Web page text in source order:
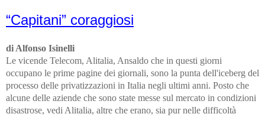
“Capitani” coraggiosi
di Alfonso Isinelli
Le vicende Telecom, Alitalia, Ansaldo che in questi giorni
occupano le prime pagine dei giornali, sono la punta dell'iceberg del
processo delle privatizzazioni in Italia negli ultimi anni. Posto che
alcune delle aziende che sono state messe sul mercato in condizioni
disastrose, vedi Alitalia, altre che erano, sia pur nelle difficoltà